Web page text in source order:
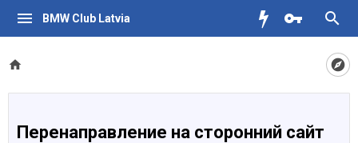
BMW Club Latvia
Перенаправление на сторонний сайт